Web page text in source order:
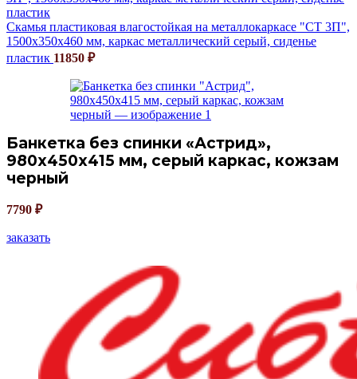
Скамья пластиковая влагостойкая на металлокаркасе "СТ 3П",
1500х350х460 мм, каркас металлический серый, сиденье
пластик 11850 ₽
Банкетка без спинки «Астрид»,
980х450х415 мм, серый каркас, кожзам
черный
7790 ₽
заказать